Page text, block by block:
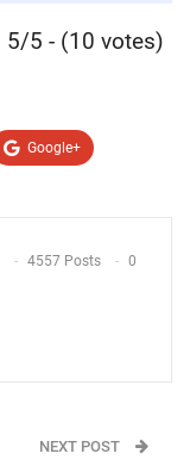
5/5 - (10 votes)
Google+
4557 Posts 0
NEXT POST